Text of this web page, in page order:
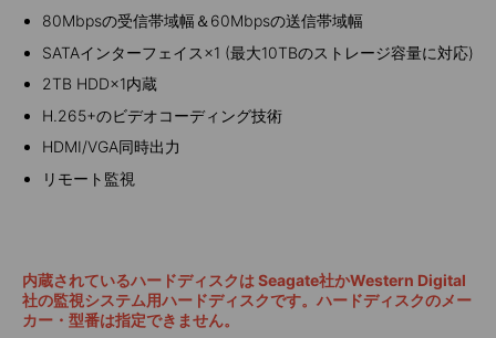
80Mbpsの受信帯域幅＆60Mbpsの送信帯域幅
SATAインターフェイス×1 (最大10TBのストレージ容量に対応)
2TB HDD×1内蔵
H.265+のビデオコーディング技術
HDMI/VGA同時出力
リモート監視
内蔵されているハードディスクは Seagate社かWestern Digital
社の監視システム用ハードディスクです。ハードディスクのメー
カー・型番は指定できません。